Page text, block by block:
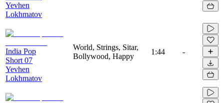
Yevhen
Lokhmatov
India Pop
Short 07
Yevhen
Lokhmatov
World, Strings, Sitar,
Bollywood, Happy
1:44 -